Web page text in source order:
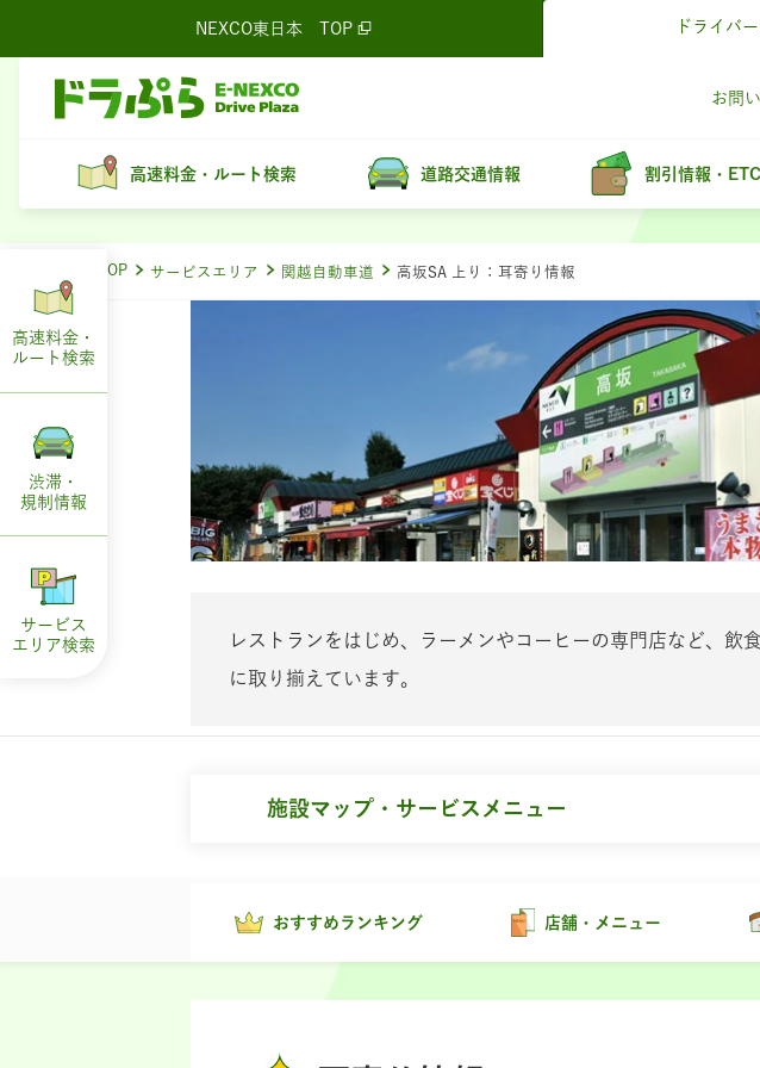
NEXCO東日本 TOP ドライバ
お問
高速料金・ルート検索 道路交通情報 割引情報・ETC
ドラぷらTOP サービスエリア 関越自動車道 高坂SA 上り：耳寄り情報
レストランをはじめ、ラーメンやコーヒーの専門店など、
に取り揃えています。
施設マップ・サービスメニュー
おすすめランキング 店舗・メニュー
高速料金・
ルート 検索
渋滞・
規制情報
サービス
エリア検索